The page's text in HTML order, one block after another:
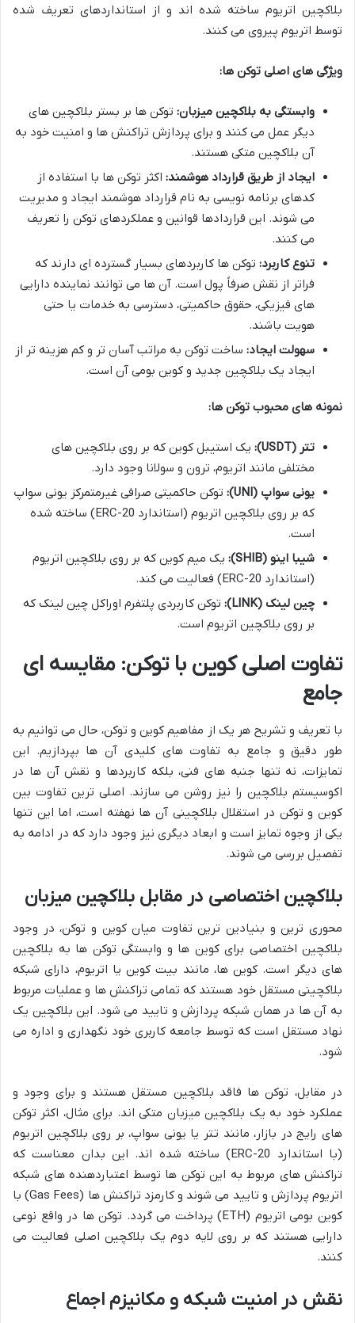
بلاکچین اتریوم ساخته شده اند و از استانداردهای تعریف شده
توسط اتریوم پیروی می کنند.
ویژگی های اصلی توکن ها:
وابستگی به بلاکچین میزبان: توکن ها بر بستر بلاکچین های
دیگر عمل می کنند و برای پردازش تراکنش ها و امنیت خود به
آن بلاکچین متکی هستند.
ایجاد از طریق قرارداد هوشمند: اکثر توکن ها با استفاده از
کدهای برنامه نویسی به نام قرارداد هوشمند ایجاد و مدیریت
می شوند. این قراردادها قوانین و عملکردهای توکن را تعریف
می کنند.
تنوع کاربرد: توکن ها کاربردهای بسیار گسترده ای دارند که
فراتر از نقش صرفاً پول است. آن ها می توانند نماینده دارایی
های فیزیکی، حقوق حاکمیتی، دسترسی به خدمات یا حتی
هویت باشند.
سهولت ایجاد: ساخت توکن به مراتب آسان تر و کم هزینه تر از
ایجاد یک بلاکچین جدید و کوین بومی آن است.
نمونه های محبوب توکن ها:
تتر (USDT):
یک استیبل کوین که بر روی بلاکچین های
مختلفی مانند اتریوم، ترون و سولانا وجود دارد.
یونی سواپ (UNI):
توکن حاکمیتی صرافی غیرمتمرکز یونی سواپ
که بر روی بلاکچین اتریوم (استاندارد ERC-20) ساخته شده
است.
شیبا اینو (SHIB):
یک میم کوین که بر روی بلاکچین اتریوم
(استاندارد ERC-20) فعالیت می کند.
چین لینک (LINK):
توکن کاربردی پلتفرم اوراکل چین لینک که
بر روی بلاکچین اتریوم است.
تفاوت اصلی کوین با توکن: مقایسه ای
جامع
با تعریف و تشریح هر یک از مفاهیم کوین و توکن، حال می توانیم به
طور دقیق و جامع به تفاوت های کلیدی آن ها بپردازیم. این
تمایزات، نه تنها جنبه های فنی، بلکه کاربردها و نقش آن ها در
اکوسیستم بلاکچین را نیز روشن می سازند. اصلی ترین تفاوت بین
کوین و توکن در استقلال بلاکچینی آن ها نهفته است، اما این تنها
یکی از وجوه تمایز است و ابعاد دیگری نیز وجود دارد که در ادامه به
تفصیل بررسی می شوند.
بلاکچین اختصاصی در مقابل بلاکچین میزبان
محوری ترین و بنیادین ترین تفاوت میان کوین و توکن، در وجود
بلاکچین اختصاصی برای کوین ها و وابستگی توکن ها به بلاکچین
های دیگر است. کوین ها، مانند بیت کوین یا اتریوم، دارای شبکه
بلاکچینی مستقل خود هستند که تمامی تراکنش ها و عملیات مربوط
به آن ها در همان شبکه پردازش و تایید می شود. این بلاکچین یک
نهاد مستقل است که توسط جامعه کاربری خود نگهداری و اداره می
شود.
در مقابل، توکن ها فاقد بلاکچین مستقل هستند و برای وجود و
عملکرد خود به یک بلاکچین میزبان متکی اند. برای مثال، اکثر توکن
های رایج در بازار، مانند تتر یا یونی سواپ، بر روی بلاکچین اتریوم
(با استاندارد ERC-20) ساخته شده اند. این بدان معناست که
تراکنش های مربوط به این توکن ها توسط اعتباردهنده های شبکه
اتریوم پردازش و تایید می شوند و کارمزد تراکنش ها (Gas Fees) با
کوین بومی اتریوم (ETH) پرداخت می گردد. توکن ها در واقع نوعی
دارایی هستند که بر روی لایه دوم یک بلاکچین اصلی فعالیت می
کنند.
نقش در امنیت شبکه و مکانیزم اجماع